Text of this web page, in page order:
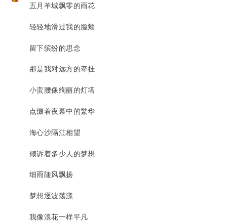
五月羊城飘零的雨花
轻轻地滑过我的脸颊
留下缤纷的思念
那是我对远方的牵挂
小蛮腰像绚丽的灯塔
点缀着夜幕中的繁华
海心沙隔江相望
倾诉着多少人的梦想
细雨随风飘扬
梦想逐波荡漾
我像浪花一样平凡